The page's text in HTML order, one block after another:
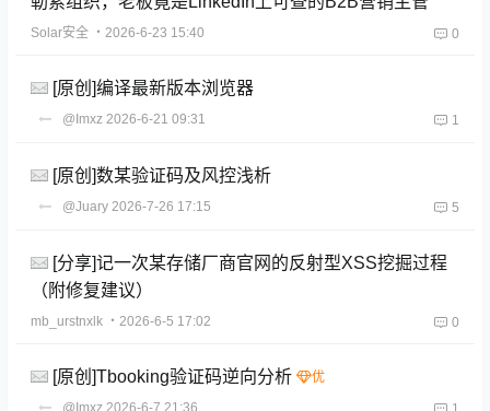
Solar安全 ・2026-6-23 15:40 0
[原创]编译最新版本浏览器
@Imxz 2026-6-21 09:31 1
[原创]数某验证码及风控浅析
@Juary 2026-7-26 17:15 5
[分享]记一次某存储厂商官网的反射型XSS挖掘过程
（附修复建议）
mb_urstnxlk ・2026-6-5 17:02 0
[原创]Tbooking验证码逆向分析
@Imxz 2026-6-7 21:36